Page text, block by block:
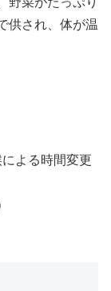
供され、体が温
よる時間変更